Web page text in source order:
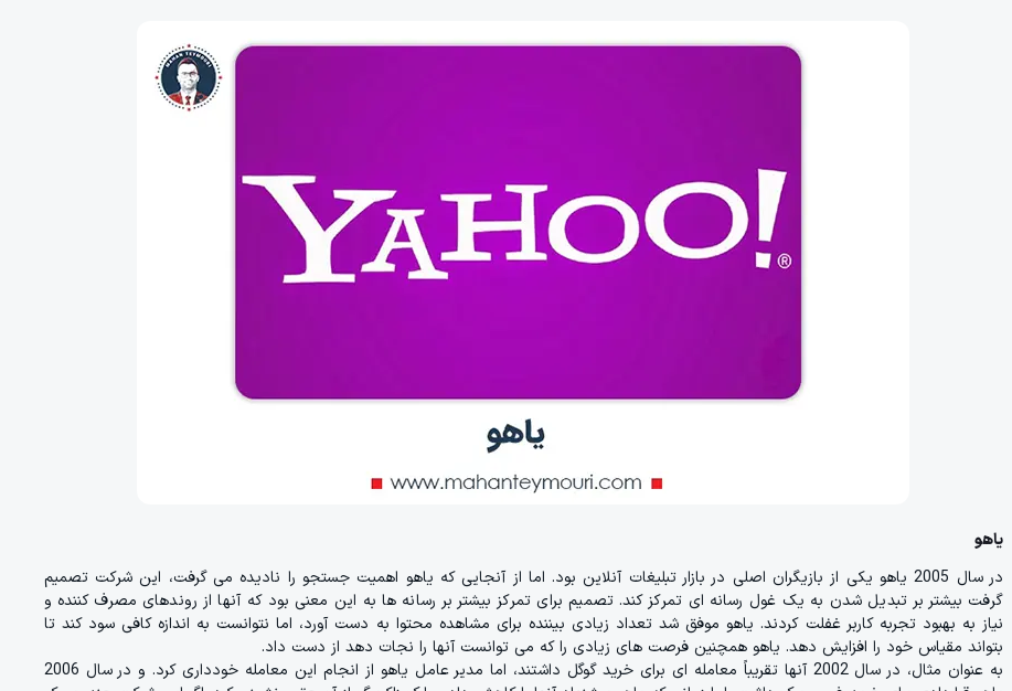
یاهو
در سال 2005 یاهو یکی از بازیگران اصلی در بازار تبلیغات آنلاین بود. اما از آنجایی که یاهو اهمیت جستجو را نادیده می گرفت، این شرکت تصمیم
گرفت بیشتر بر تبدیل شدن به یک غول رسانه ای تمرکز کند. تصمیم برای تمرکز بیشتر بر رسانه ها به این معنی بود که آنها از روندهای مصرف کننده و
نیاز به بهبود تجربه کاربر غفلت کردند. یاهو موفق شد تعداد زیادی بیننده برای مشاهده محتوا به دست آورد، اما نتوانست به اندازه کافی سود کند تا
بتواند مقیاس خود را افزایش دهد. یاهو همچنین فرصت های زیادی را که می توانست آنها را نجات دهد از دست داد.
به عنوان مثال، در سال 2002 آنها تقریباً معامله ای برای خرید گوگل داشتند، اما مدیر عامل یاهو از انجام این معامله خودداری کرد. و در سال 2006